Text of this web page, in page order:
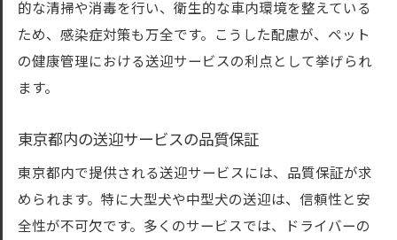
的な清掃や消毒を行い、衛生的な車内環境を整えている
ため、感染症対策も万全です。こうした配慮が、ペット
の健康管理における送迎サービスの利点として挙げられ
ます。
東京都内の送迎サービスの品質保証
東京都内で提供される送迎サービスには、品質保証が求
められます。特に大型犬や中型犬の送迎は、信頼性と安
全性が不可欠です。多くのサービスでは、ドライバーの